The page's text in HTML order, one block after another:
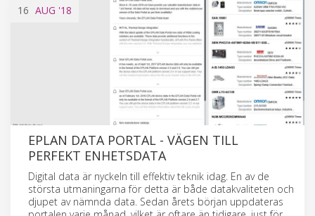
16 AUG '18
EPLAN DATA PORTAL - VÄGEN TILL
PERFEKT ENHETSDATA
Digital data är nyckeln till effektiv teknik idag. En av de
största utmaningarna för detta är både datakvaliteten och
djupet av nämnda data. Sedan årets början uppdateras